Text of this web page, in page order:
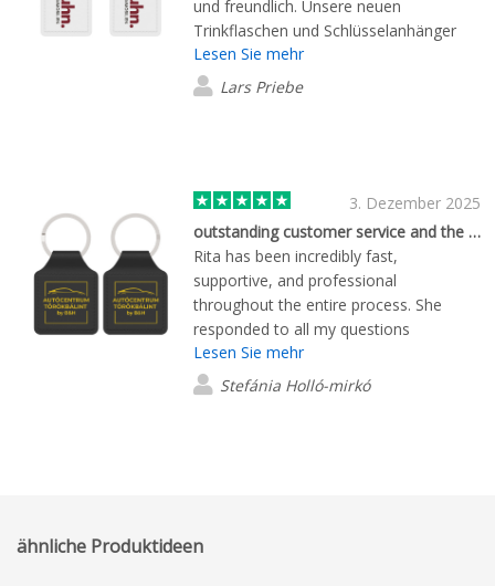
und freundlich. Unsere neuen
Trinkflaschen und Schlüsselanhänger
sind hochwertig verarbeitet und kamen
in Rekordzeit bei uns an. Wir bedanken
uns für den erstklassigen Service und
Lesen Sie mehr
Lars Priebe
3. Dezember 2025
outstanding customer service and the excellent quality
Rita has been incredibly fast,
supportive, and professional
throughout the entire process. She
responded to all my questions
immediately and provided clear, helpful
guidance at every step. The quality of
the products is absolutely perfect,
recommend working with her!
Lesen Sie mehr
Stefánia Holló-mirkó
ähnliche Produktideen